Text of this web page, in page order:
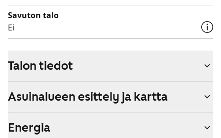
Savuton talo
Ei
Talon tiedot
Asuinalueen esittely ja kartta
Energia